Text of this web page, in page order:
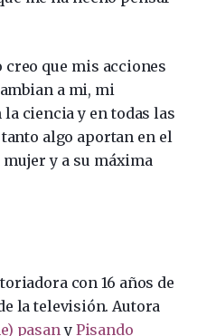
creo que mis acciones
a mi, mi
ciencia y en todas las
algo aportan en el
y a su máxima
con 16 años de
la televisión. Autora
pasany Pisando